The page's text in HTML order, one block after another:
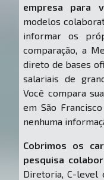
empresa para
modelos
informar os
comparação, a
direto de bases
salariais de
Você compara
em São
nenhuma
Cobrimos os
pesquisa
Diretoria, C-level